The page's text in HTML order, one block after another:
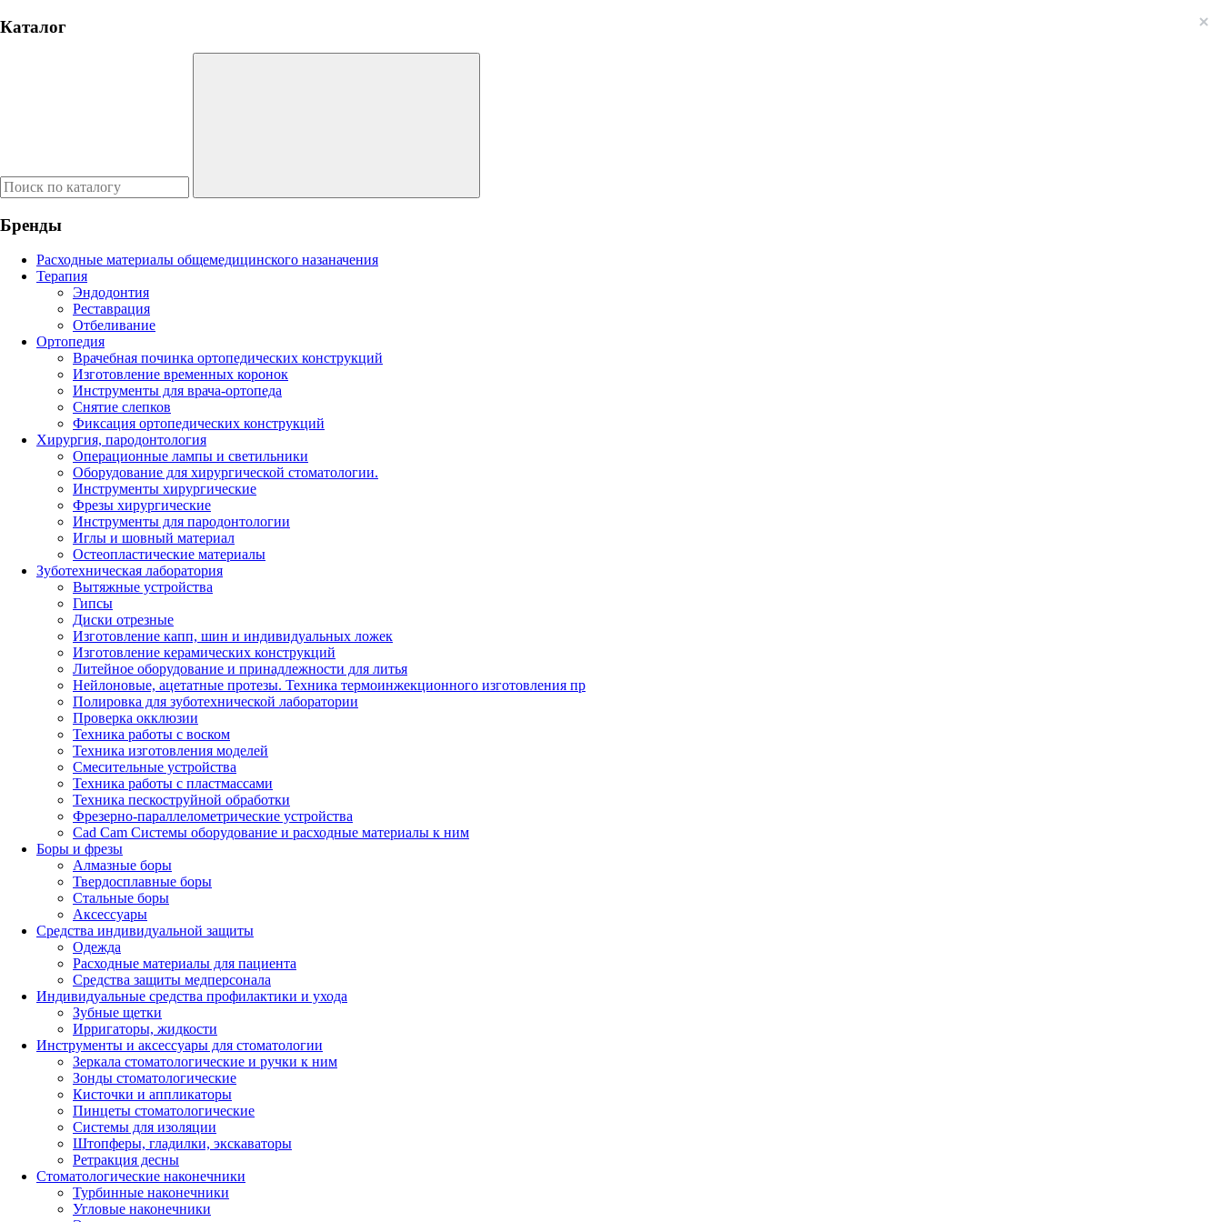
Каталог
Бренды
Расходные материалы общемедицинского назаначения
Терапия
Эндодонтия
Реставрация
Отбеливание
Ортопедия
Врачебная починка ортопедических конструкций
Изготовление временных коронок
Инструменты для врача-ортопеда
Снятие слепков
Фиксация ортопедических конструкций
Хирургия, пародонтология
Операционные лампы и светильники
Оборудование для хирургической стоматологии.
Инструменты хирургические
Фрезы хирургические
Инструменты для пародонтологии
Иглы и шовный материал
Остеопластические материалы
Зуботехническая лаборатория
Вытяжные устройства
Гипсы
Диски отрезные
Изготовление капп, шин и индивидуальных ложек
Изготовление керамических конструкций
Литейное оборудование и принадлежности для литья
Нейлоновые, ацетатные протезы. Техника термоинжекционного изготовления пр
Полировка для зуботехнической лаборатории
Проверка окклюзии
Техника работы с воском
Техника изготовления моделей
Смесительные устройства
Техника работы с пластмассами
Техника пескоструйной обработки
Фрезерно-параллелометрические устройства
Cad Cam Системы оборудование и расходные материалы к ним
Боры и фрезы
Алмазные боры
Твердосплавные боры
Стальные боры
Аксессуары
Средства индивидуальной защиты
Одежда
Расходные материалы для пациента
Средства защиты медперсонала
Индивидуальные средства профилактики и ухода
Зубные щетки
Ирригаторы, жидкости
Инструменты и аксессуары для стоматологии
Зеркала стоматологические и ручки к ним
Зонды стоматологические
Кисточки и аппликаторы
Пинцеты стоматологические
Системы для изоляции
Штопферы, гладилки, экскаваторы
Ретракция десны
Стоматологические наконечники
Турбинные наконечники
Угловые наконечники